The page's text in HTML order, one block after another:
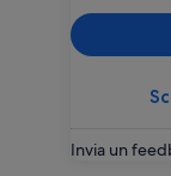
Invia un